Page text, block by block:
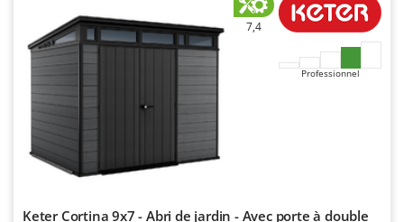
Zodiac
Zomax
7,4
Professionnel
Keter Cortina 9x7 - Abri de jardin - Avec porte à double